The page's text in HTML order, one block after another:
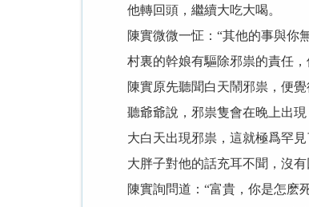
他轉回頭，繼續大吃大喝。
陳實微微一怔：“其他的事與你
村裏的幹娘有驅除邪祟的責任，
陳實原先聽聞白天鬧邪祟，便覺
聽爺爺說，邪祟隻會在晚上出現
大白天出現邪祟，這就極爲罕見
大胖子對他的話充耳不聞，沒有
陳實詢問道：“富貴，你是怎麽